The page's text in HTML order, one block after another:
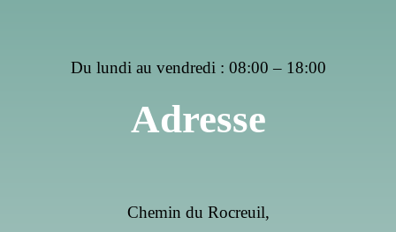
Du lundi au vendredi : 08:00 – 18:00
Adresse
Chemin du Rocreuil,